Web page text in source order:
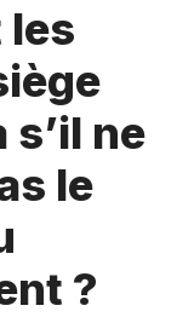
les
s’il ne
le
?